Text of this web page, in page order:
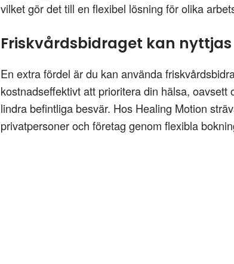
vilket gör det till en flexibel lösning för olika
Friskvårdsbidraget kan
En extra fördel är du kan använda
kostnadseffektivt att prioritera din hälsa,
lindra befintliga besvär. Hos Healing Motion
privatpersoner och företag genom flexibla